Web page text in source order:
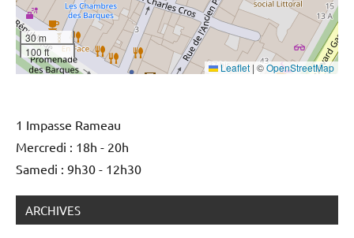
30 m
100 ft
Leaflet | ©OpenStreetMap
1 Impasse Rameau
Mercredi : 18h - 20h
Samedi : 9h30 - 12h30
ARCHIVES